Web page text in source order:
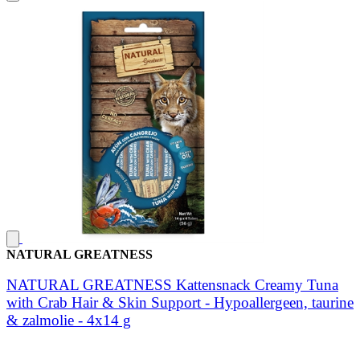
NATURAL GREATNESS
NATURAL GREATNESS Kattensnack Creamy Tuna
with Crab Hair & Skin Support - Hypoallergeen, taurine
& zalmolie - 4x14 g